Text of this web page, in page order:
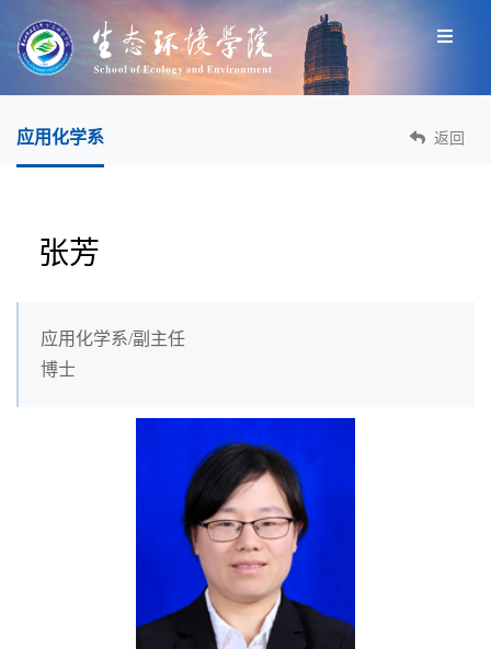
应用化学系 返回
张芳
应用化学系/副主任
博士